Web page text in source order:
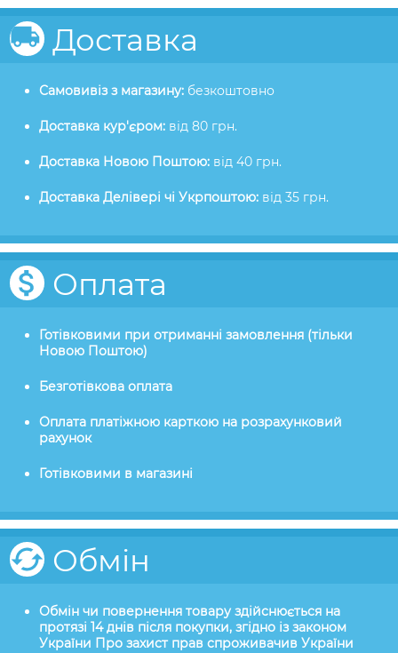
Доставка
Самовивіз з магазину: безкоштовно
Доставка кур'єром: від 80 грн.
Доставка Новою Поштою: від 40 грн.
Доставка Делівері чі Укрпоштою: від 35 грн.
Оплата
Готівковими при отриманні замовлення (тільки
Новою Поштою)
Безготівкова оплата
Оплата платіжною карткою на розрахунковий
рахунок
Готівковими в магазині
Обмін
Обмін чи повернення товару здійснюється на
протязі 14 днів після покупки, згідно із законом
України Про захист прав спроживачив України